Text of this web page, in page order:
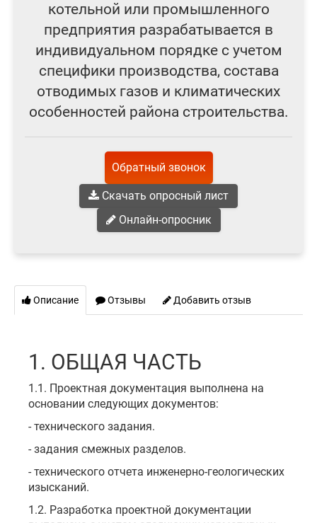
котельной или промышленного
предприятия разрабатывается в
индивидуальном порядке с учетом
специфики производства, состава
отводимых газов и климатических
особенностей района строительства.
Обратный звонок
Скачать опросный лист
Онлайн-опросник
Описание Отзывы Добавить отзыв
1. ОБЩАЯ ЧАСТЬ
1.1. Проектная документация выполнена на
основании следующих документов:
- технического задания.
- задания смежных разделов.
- технического отчета инженерно-геологических
изысканий.
1.2. Разработка проектной документации